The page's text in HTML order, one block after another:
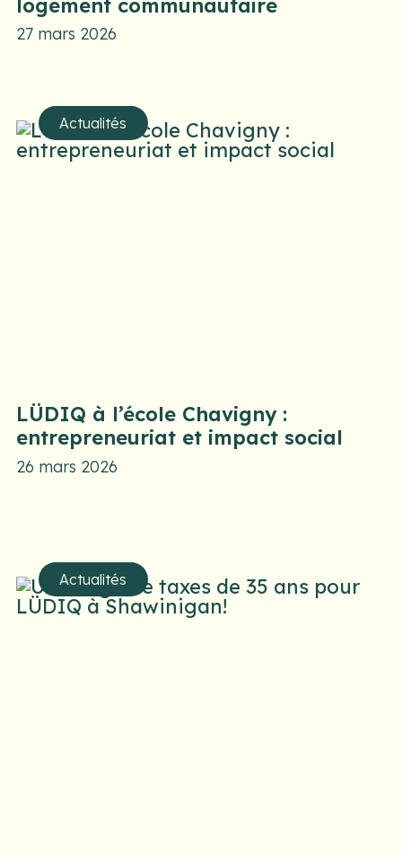
27 mars 2026
Actualités
LÜDIQ à l’école Chavigny :
entrepreneuriat et impact social
26 mars 2026
Actualités